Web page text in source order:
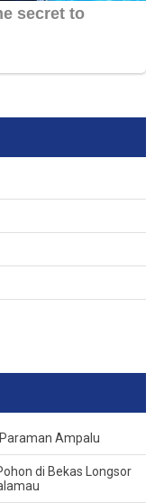
Ampalu
di Bekas Longsor